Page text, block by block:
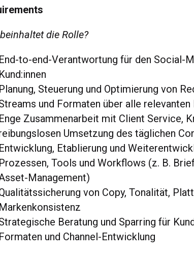
die Rolle?
End-to-end-Verantwortung für den Social-
Kund:innen
Planung, Steuerung und Optimierung von
und Formaten über alle
Enge Zusammenarbeit mit Client Service,
Umsetzung des täglichen
Entwicklung, Etablierung und
Prozessen, Tools und Workflows (z. B.
Management)
von Copy, Tonalität,
Markenkonsistenz
Beratung und Sparring für
Formaten und Channel-Entwicklung